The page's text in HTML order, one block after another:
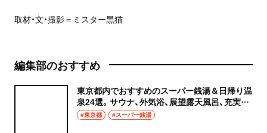
取材・文・撮影＝ミスター黒猫
編集部のおすすめ
東京都内でおすすめのスーパー銭湯＆日帰り温
泉24選。サウナ、外気浴、展望露天風呂、充実の
癒やし空間へ
#東京都 #スーパー銭湯